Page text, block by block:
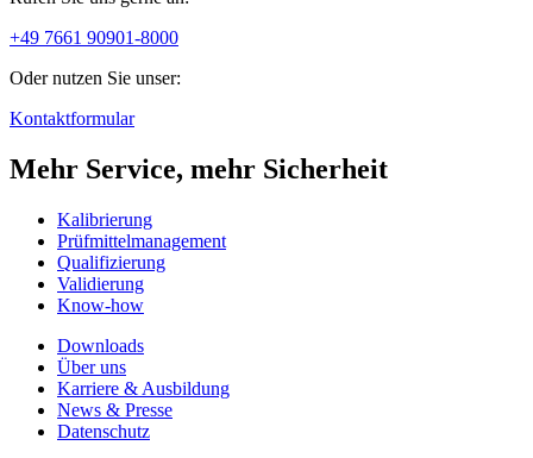
+49 7661 90901-8000
Oder nutzen Sie unser:
Kontaktformular
Mehr Service, mehr Sicherheit
Kalibrierung
Prüfmittelmanagement
Qualifizierung
Validierung
Know-how
Downloads
Über uns
Karriere & Ausbildung
News & Presse
Datenschutz